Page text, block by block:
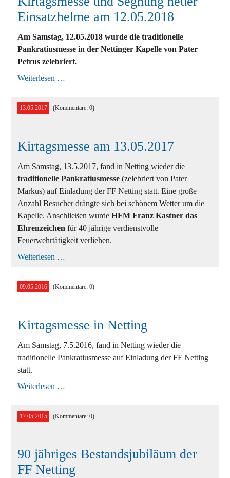
Ausbildung
Bewerbe
Einsätze
Jugend
Veranstaltungen
Einsatzhelme am 12.05.2018
Am Samstag, 12.05.2018 wurde die traditionelle
Pankratiusmesse in der Nettinger Kapelle von Pater
Petrus zelebriert.
Weiterlesen …
Einsatzhelme
13.05.2017 (Kommentare: 0)
Kirtagsmesse am 13.05.2017
Am Samstag, 13.5.2017, fand in Netting wieder die
traditionelle Pankratiusmesse(zelebriert von Pater
Markus) auf Einladung der FF Netting statt. Eine große
Anzahl Besucher drängte sich bei schönem Wetter um die
Kapelle. Anschließen wurdeHFM Franz Kastner das
Ehrenzeichen für 40 jährige verdienstvolle
Feuerwehrtätigkeit verliehen.
Weiterlesen …
09.05.2016 (Kommentare: 0)
Kirtagsmesse in Netting
Am Samstag, 7.5.2016, fand in Netting wieder die
traditionelle Pankratiusmesse auf Einladung der FF Netting
statt.
Weiterlesen …
17.05.2015 (Kommentare: 0)
90 jähriges Bestandsjubiläum der
FF Netting